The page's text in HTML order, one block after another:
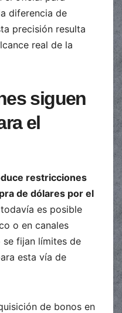
diferencia de
precisión resulta
real de la
siguen
el
restricciones
de dólares por el
es posible
o en canales
fijan límites de
esta vía de
de bonos en